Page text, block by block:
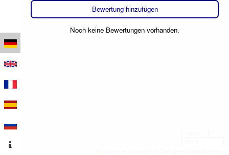
Bewertung hinzufügen
Noch keine Bewertungen vorhanden.